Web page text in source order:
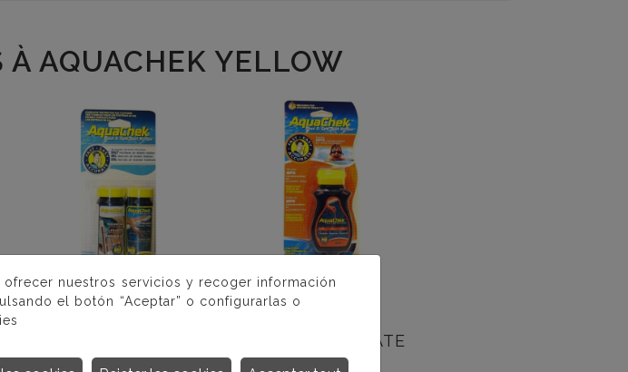
À AQUACHEK YELLOW
SALINE
MONOPERSULFATE
nuestros servicios y recoger información
el botón “Aceptar” o configurarlas o